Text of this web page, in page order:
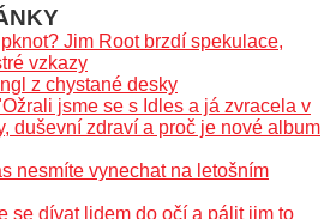
Jim Root brzdí spekulace,
vzkazy
z chystané desky
jsme se s Idles a já zvracela v
duševní zdraví a proč je nové album
nesmíte vynechat na letošním
se dívat lidem do očí a pálit jim to